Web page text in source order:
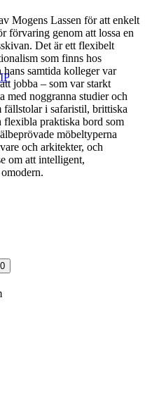
Mogens Lassen för att enkelt
förvaring genom att lossa en
Det är ett flexibelt
som finns hos
samtida kolleger var
jobba – som var starkt
noggranna studier och
i safaristil, brittiska
flexibla praktiska bord som
möbeltyperna
och arkitekter, och
om att intelligent,